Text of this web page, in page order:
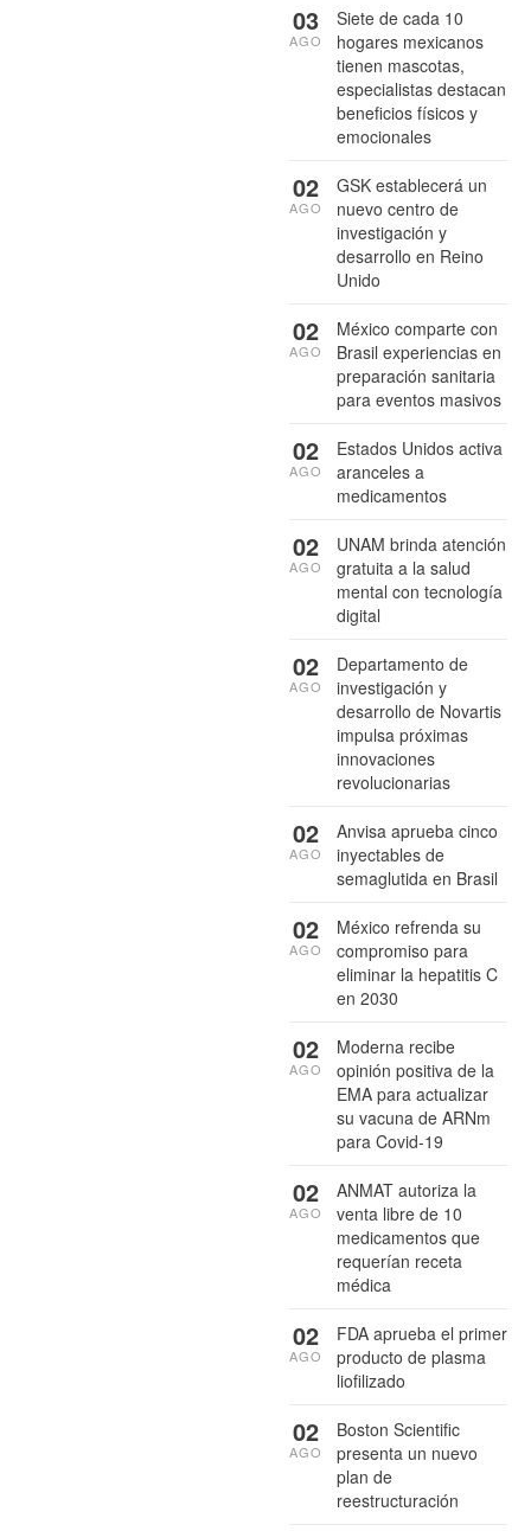
Siete de cada 10
hogares mexicanos
tienen mascotas,
especialistas destacan
beneficios físicos y
emocionales
03
AGO
GSK establecerá un
nuevo centro de
investigación y
desarrollo en Reino
Unido
02
AGO
México comparte con
Brasil experiencias en
preparación sanitaria
para eventos masivos
02
AGO
Estados Unidos activa
aranceles a
medicamentos
02
AGO
UNAM brinda atención
gratuita a la salud
mental con tecnología
digital
02
AGO
Departamento de
investigación y
desarrollo de Novartis
impulsa próximas
innovaciones
revolucionarias
02
AGO
Anvisa aprueba cinco
inyectables de
semaglutida en Brasil
02
AGO
México refrenda su
compromiso para
eliminar la hepatitis C
en 2030
02
AGO
Moderna recibe
opinión positiva de la
EMA para actualizar
su vacuna de ARNm
para Covid-19
02
AGO
ANMAT autoriza la
venta libre de 10
medicamentos que
requerían receta
médica
02
AGO
FDA aprueba el primer
producto de plasma
liofilizado
02
AGO
Boston Scientific
presenta un nuevo
plan de
reestructuración
02
AGO